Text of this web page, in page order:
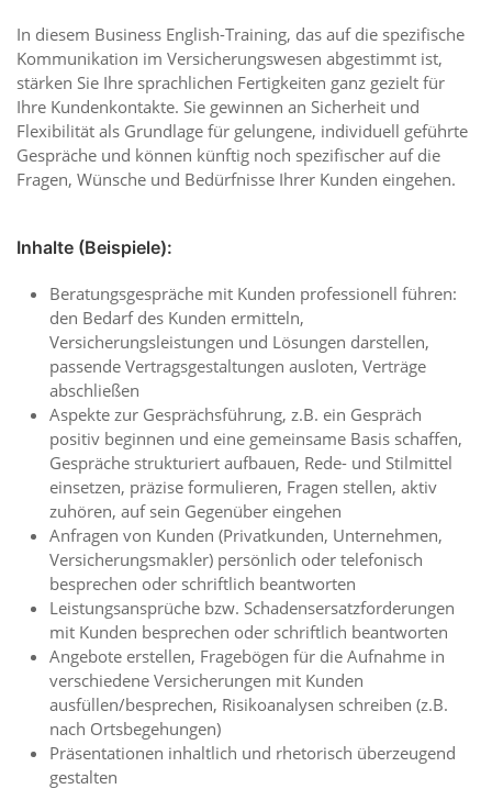
In diesem Business English-Training, das auf die spezifische
Kommunikation im Versicherungswesen abgestimmt ist,
stärken Sie Ihre sprachlichen Fertigkeiten ganz gezielt für
Ihre Kundenkontakte. Sie gewinnen an Sicherheit und
Flexibilität als Grundlage für gelungene, individuell geführte
Gespräche und können künftig noch spezifischer auf die
Fragen, Wünsche und Bedürfnisse Ihrer Kunden eingehen.
Inhalte (Beispiele):
Beratungsgespräche mit Kunden professionell führen:
den Bedarf des Kunden ermitteln,
Versicherungsleistungen und Lösungen darstellen,
passende Vertragsgestaltungen ausloten, Verträge
abschließen
Aspekte zur Gesprächsführung, z.B. ein Gespräch
positiv beginnen und eine gemeinsame Basis schaffen,
Gespräche strukturiert aufbauen, Rede- und Stilmittel
einsetzen, präzise formulieren, Fragen stellen, aktiv
zuhören, auf sein Gegenüber eingehen
Anfragen von Kunden (Privatkunden, Unternehmen,
Versicherungsmakler) persönlich oder telefonisch
besprechen oder schriftlich beantworten
Leistungsansprüche bzw. Schadensersatzforderungen
mit Kunden besprechen oder schriftlich beantworten
Angebote erstellen, Fragebögen für die Aufnahme in
verschiedene Versicherungen mit Kunden
ausfüllen/besprechen, Risikoanalysen schreiben (z.B.
nach Ortsbegehungen)
Präsentationen inhaltlich und rhetorisch überzeugend
gestalten